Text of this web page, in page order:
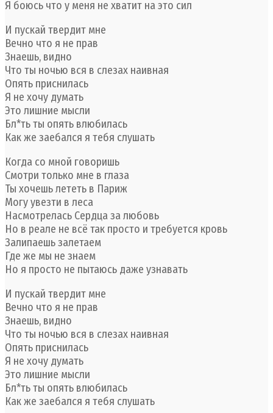
Я боюсь что у меня не хватит на это сил
И пускай твердит мне
Вечно что я не прав
Знаешь, видно
Что ты ночью вся в слезах наивная
Опять приснилась
Я не хочу думать
Это лишние мысли
Бл*ть ты опять влюбилась
Как же заебался я тебя слушать
Когда со мной говоришь
Смотри только мне в глаза
Ты хочешь лететь в Париж
Могу увезти в леса
Насмотрелась Сердца за любовь
Но в реале не всё так просто и требуется кровь
Залипаешь залетаем
Где же мы не знаем
Но я просто не пытаюсь даже узнавать
И пускай твердит мне
Вечно что я не прав
Знаешь, видно
Что ты ночью вся в слезах наивная
Опять приснилась
Я не хочу думать
Это лишние мысли
Бл*ть ты опять влюбилась
Как же заебался я тебя слушать